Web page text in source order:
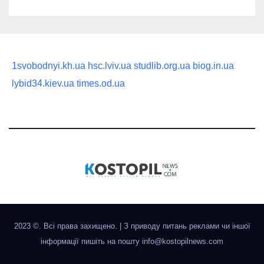
1svobodnyi.kh.ua hsc.lviv.ua studlib.org.ua biog.in.ua
lybid34.kiev.ua times.od.ua
2023 ©. Всі права захищено.
З приводу питань реклами чи іншої
інформації пишіть на пошту info@kostopilnews.com